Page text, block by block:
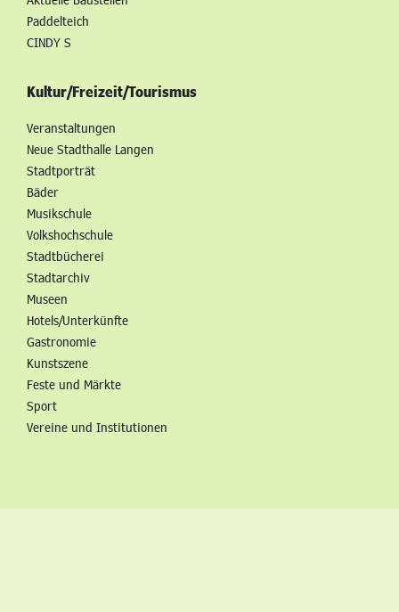
Paddelteich
CINDY S
Kultur/Freizeit/Tourismus
Veranstaltungen
Neue Stadthalle Langen
Stadtporträt
Bäder
Musikschule
Volkshochschule
Stadtbücherei
Stadtarchiv
Museen
Hotels/Unterkünfte
Gastronomie
Kunstszene
Feste und Märkte
Sport
Vereine und Institutionen